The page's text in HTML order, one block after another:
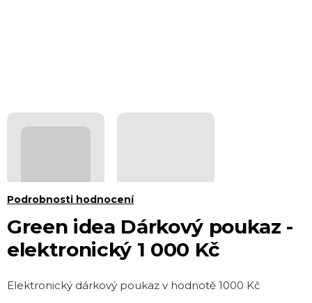
Green idea Dárkový poukaz -
elektronický 1 000 Kč
Průměrné
produktu
je
z 5
Podrobnosti hodnocení
Elektronický dárkový poukaz v hodnotě 1000 Kč